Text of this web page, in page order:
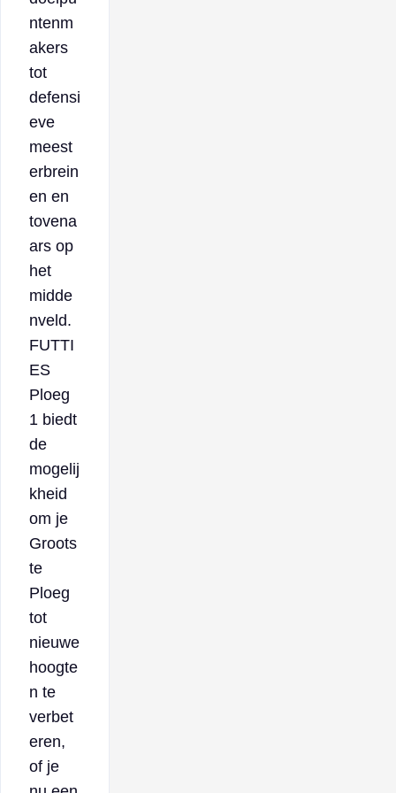
ntenm
akers
tot
defensi
eve
meest
erbrein
en en
tovena
ars op
het
midde
nveld.
FUTTI
ES
Ploeg
1 biedt
de
mogelij
kheid
om je
Groots
te
Ploeg
tot
nieuwe
hoogte
n te
verbet
eren,
of je